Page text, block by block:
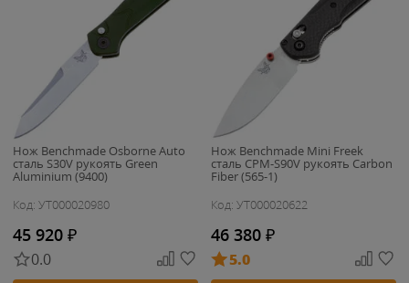
Нож Benchmade Osborne Auto
сталь S30V рукоять Green
Aluminium (9400)
Код: УТ000020980
45 920 ₽
0.0
Нож Benchmade Mini Freek
сталь CPM-S90V рукоять Carbon
Fiber (565-1)
Код: УТ000020622
46 380 ₽
5.0